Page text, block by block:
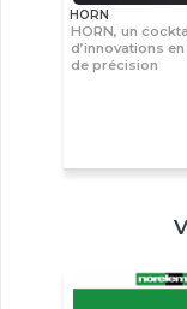
HORN
HORN, un
d’innovations
de précision